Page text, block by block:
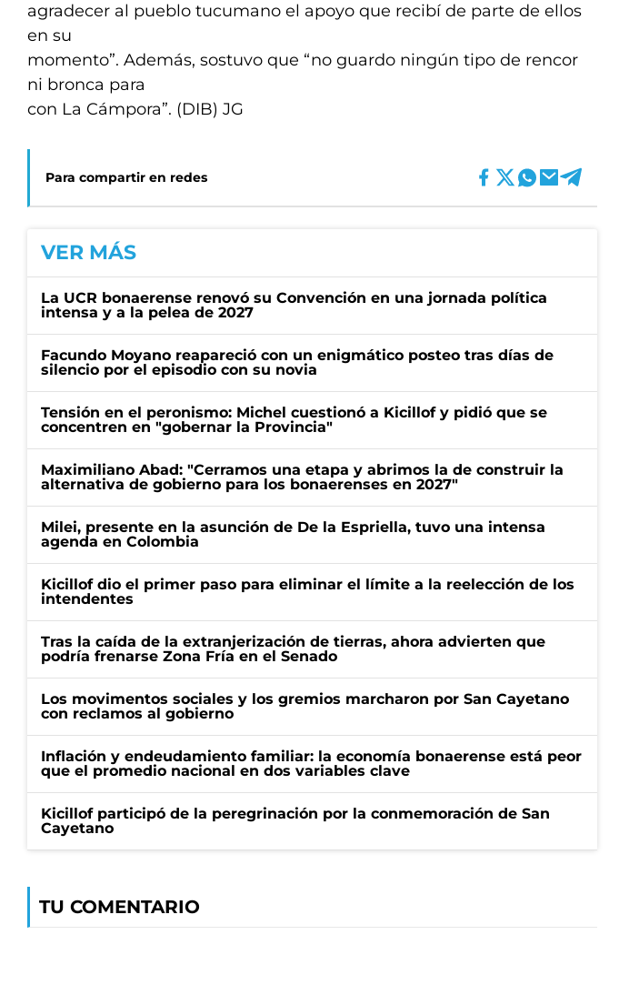
agradecer al pueblo tucumano el apoyo que recibí de parte de ellos
en su
momento”. Además, sostuvo que “no guardo ningún tipo de rencor
ni bronca para
con La Cámpora”. (DIB) JG
Para compartir en redes
VER MÁS
La UCR bonaerense renovó su Convención en una jornada política
intensa y a la pelea de 2027
Facundo Moyano reapareció con un enigmático posteo tras días de
silencio por el episodio con su novia
Tensión en el peronismo: Michel cuestionó a Kicillof y pidió que se
concentren en "gobernar la Provincia"
Maximiliano Abad: "Cerramos una etapa y abrimos la de construir la
alternativa de gobierno para los bonaerenses en 2027"
Milei, presente en la asunción de De la Espriella, tuvo una intensa
agenda en Colombia
Kicillof dio el primer paso para eliminar el límite a la reelección de los
intendentes
Tras la caída de la extranjerización de tierras, ahora advierten que
podría frenarse Zona Fría en el Senado
Los movimentos sociales y los gremios marcharon por San Cayetano
con reclamos al gobierno
Inflación y endeudamiento familiar: la economía bonaerense está peor
que el promedio nacional en dos variables clave
Kicillof participó de la peregrinación por la conmemoración de San
Cayetano
TU COMENTARIO